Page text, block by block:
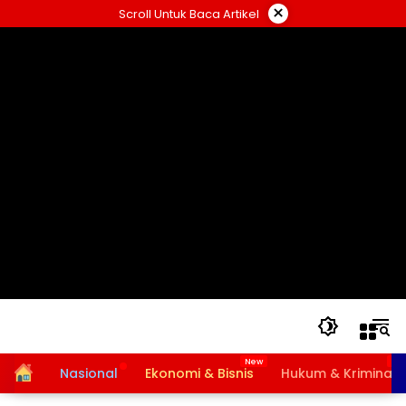
ke
Scroll Untuk Baca Artikel ×
HomeNasional Ekonomi & Bisnis Hukum & Kriminal